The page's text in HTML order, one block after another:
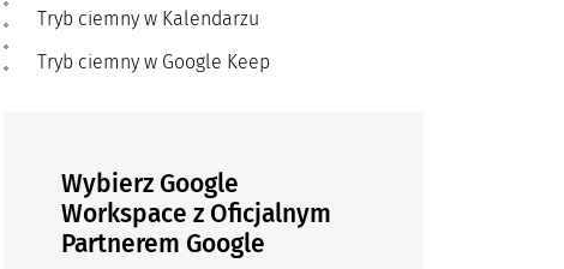
Tryb ciemny w Kalendarzu
Tryb ciemny w Google Keep
Wybierz Google
Workspace z Oficjalnym
Partnerem Google